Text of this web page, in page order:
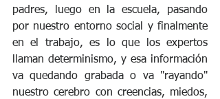
padres, luego en la escuela, pasando
por nuestro entorno social y finalmente
en el trabajo, es lo que los expertos
llaman determinismo, y esa información
va quedando grabada o va "rayando"
nuestro cerebro con creencias, miedos,